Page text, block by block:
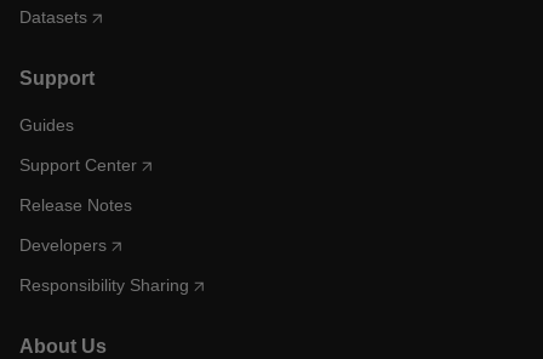
Datasets
Support
Guides
Support Center
Release Notes
Developers
Responsibility Sharing
About Us